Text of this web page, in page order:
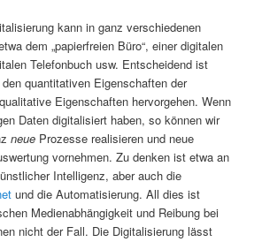
kann in ganz verschiedenen
dem „papierfreien Büro“, einer digitalen
Telefonbuch usw. Entscheidend ist
quantitativen Eigenschaften der
Eigenschaften hervorgehen. Wenn
Daten digitalisiert haben, so können wir
neue Prozesse realisieren und neue
vornehmen. Zu denken ist etwa an
Intelligenz, aber auch die
und die Automatisierung. All dies ist
Medienabhängigkeit und Reibung bei
nicht der Fall. Die Digitalisierung lässt